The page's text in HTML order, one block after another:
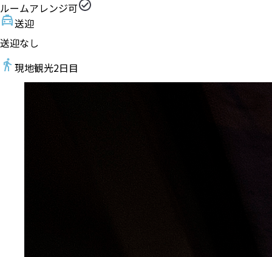
ルームアレンジ可
送迎
送迎なし
現地観光2日目